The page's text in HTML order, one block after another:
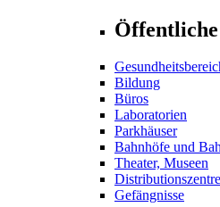
Bildung
Büros
Laboratorien
Parkhäuser
Bahnhöfe und
Theater, Museen
Gefängnisse